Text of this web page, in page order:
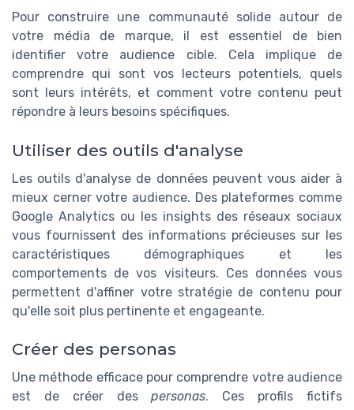
Pour construire une communauté solide autour de
votre média de marque, il est essentiel de bien
identifier votre audience cible. Cela implique de
comprendre qui sont vos lecteurs potentiels, quels
sont leurs intérêts, et comment votre contenu peut
répondre à leurs besoins spécifiques.
Utiliser des outils d'analyse
Les outils d'analyse de données peuvent vous aider à
mieux cerner votre audience. Des plateformes comme
Google Analytics ou les insights des réseaux sociaux
vous fournissent des informations précieuses sur les
caractéristiques démographiques et les
comportements de vos visiteurs. Ces données vous
permettent d'affiner votre stratégie de contenu pour
qu'elle soit plus pertinente et engageante.
Créer des personas
Une méthode efficace pour comprendre votre audience
est de créer despersonas. Ces profils fictifs